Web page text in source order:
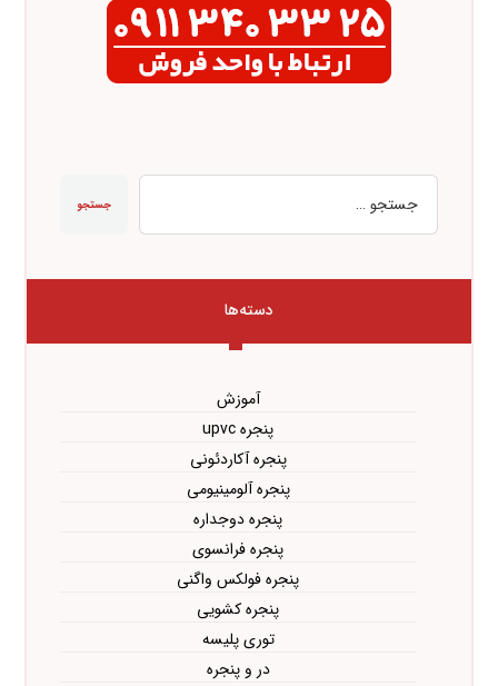
جستجو
دسته‌ها
آموزش
پنجره upvc
پنجره آکاردئونی
پنجره آلومینیومی
پنجره دوجداره
پنجره فرانسوی
پنجره فولکس واگنی
پنجره کشویی
توری پلیسه
در و پنجره